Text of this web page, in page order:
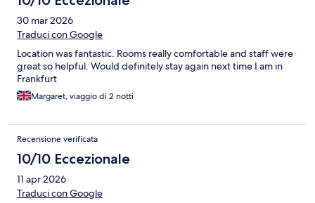
30 mar 2026
Traduci con Google
Location was fantastic. Rooms really comfortable and staff were
great so helpful. Would definitely stay again next time I am in
Frankfurt
Margaret, viaggio di 2 notti
Recensione verificata
10/10 Eccezionale
11 apr 2026
Traduci con Google